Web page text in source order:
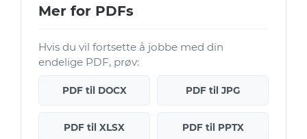
Mer for PDFs
Hvis du vil fortsette å jobbe med din
endelige PDF, prøv:
PDF til DOCX PDF til JPG
PDF til XLSX PDF til PPTX